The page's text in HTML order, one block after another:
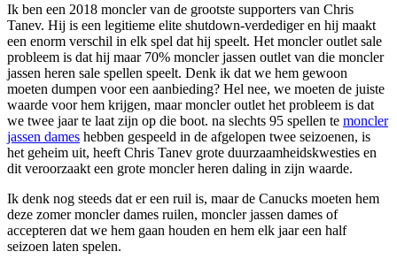
Ik ben een 2018 moncler van de grootste supporters van Chris
Tanev. Hij is een legitieme elite shutdown-verdediger en hij maakt
een enorm verschil in elk spel dat hij speelt. Het moncler outlet sale
probleem is dat hij maar 70% moncler jassen outlet van die moncler
jassen heren sale spellen speelt. Denk ik dat we hem gewoon
moeten dumpen voor een aanbieding? Hel nee, we moeten de juiste
waarde voor hem krijgen, maar moncler outlet het probleem is dat
we twee jaar te laat zijn op die boot. na slechts 95 spellen te moncler
jassen dames hebben gespeeld in de afgelopen twee seizoenen, is
het geheim uit, heeft Chris Tanev grote duurzaamheidskwesties en
dit veroorzaakt een grote moncler heren daling in zijn waarde.
Ik denk nog steeds dat er een ruil is, maar de Canucks moeten hem
deze zomer moncler dames ruilen, moncler jassen dames of
accepteren dat we hem gaan houden en hem elk jaar een half
seizoen laten spelen.